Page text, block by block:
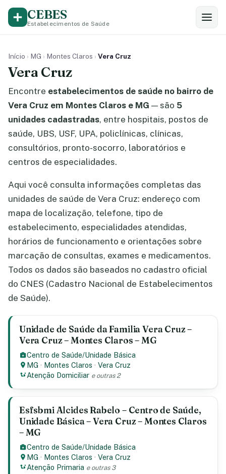
CEBES
Estabelecimentos de Saúde
Início › MG › Montes Claros › Vera Cruz
Vera Cruz
Encontre estabelecimentos de saúde no bairro de
Vera Cruz em Montes Claros e MG — são 5
unidades cadastradas, entre hospitais, postos de
saúde, UBS, USF, UPA, policlínicas, clínicas,
consultórios, pronto-socorro, laboratórios e
centros de especialidades.
Aqui você consulta informações completas das
unidades de saúde de Vera Cruz: endereço com
mapa de localização, telefone, tipo de
estabelecimento, especialidades atendidas,
horários de funcionamento e orientações sobre
marcação de consultas, exames e medicamentos.
Todos os dados são baseados no cadastro oficial
do CNES (Cadastro Nacional de Estabelecimentos
de Saúde).
Unidade de Saúde da Familia Vera Cruz –
Vera Cruz – Montes Claros – MG
Centro de Saúde/Unidade Básica
MG · Montes Claros ·Vera Cruz
Atenção Domiciliar e outras 2
Esfsbmi Alcides Rabelo – Centro de Saúde,
Unidade Básica – Vera Cruz – Montes Claros
– MG
Centro de Saúde/Unidade Básica
MG · Montes Claros ·Vera Cruz
Atenção Primaria e outras 3